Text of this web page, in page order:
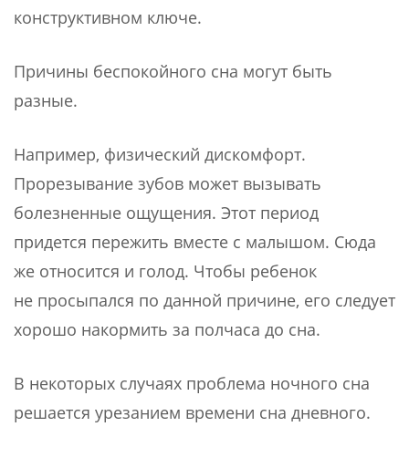
конструктивном ключе.
Причины беспокойного сна могут быть
разные.
Например, физический дискомфорт.
Прорезывание зубов может вызывать
болезненные ощущения. Этот период
придется пережить вместе с малышом. Сюда
же относится и голод. Чтобы ребенок
не просыпался по данной причине, его следует
хорошо накормить за полчаса до сна.
В некоторых случаях проблема ночного сна
решается урезанием времени сна дневного.